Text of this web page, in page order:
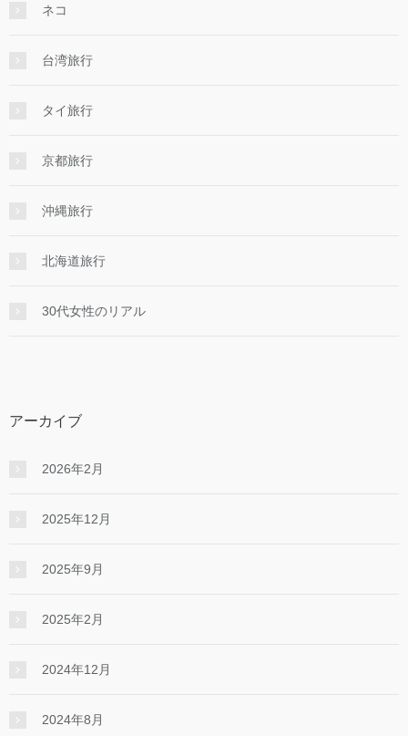
ネコ
台湾旅行
タイ旅行
京都旅行
沖縄旅行
北海道旅行
30代女性のリアル
アーカイブ
2026年2月
2025年12月
2025年9月
2025年2月
2024年12月
2024年8月